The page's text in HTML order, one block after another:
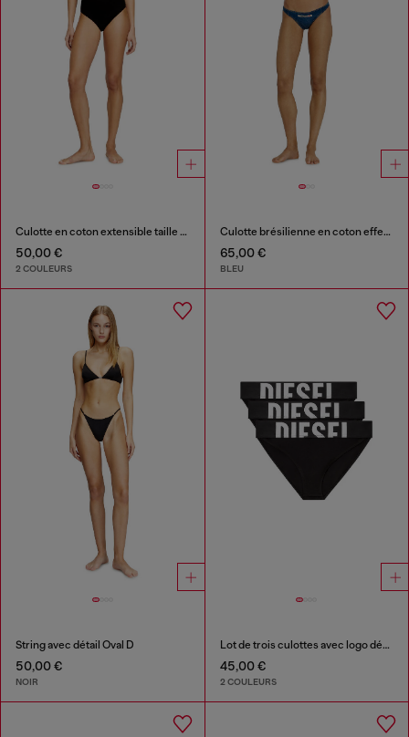
Culotte en coton extensible taille haute
50,00 €
2 COULEURS
Culotte brésilienne en coton effet denim
65,00 €
BLEU
String avec détail Oval D
50,00 €
NOIR
Lot de trois culottes avec logo découpé
45,00 €
2 COULEURS